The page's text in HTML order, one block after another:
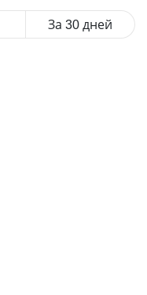
За 30 дней